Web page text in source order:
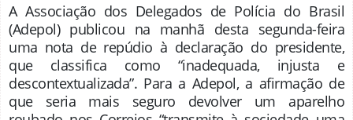
A Associação dos Delegados de Polícia do Brasil
(Adepol) publicou na manhã desta segunda-feira
uma nota de repúdio à declaração do presidente,
que classifica como “inadequada, injusta e
descontextualizada”. Para a Adepol, a afirmação de
que seria mais seguro devolver um aparelho